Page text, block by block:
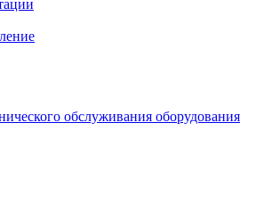
обслуживания оборудования